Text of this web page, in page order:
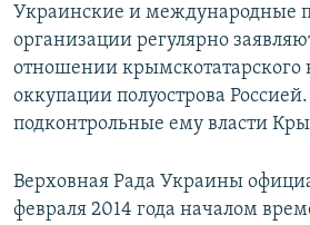
Украинские и международные
организации регулярно
отношении крымскотатарского
оккупации полуострова
подконтрольные ему власти
Верховная Рада Украины
февраля 2014 года началом